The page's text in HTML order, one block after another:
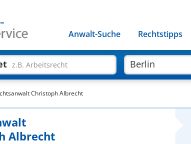
Anwalt-Suche Rechtstipps
z.B. Arbeitsrecht
Christoph Albrecht
Albrecht